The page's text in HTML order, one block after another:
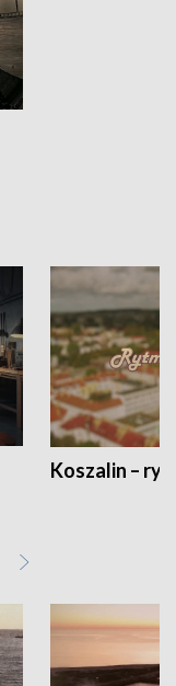
Koszalin –